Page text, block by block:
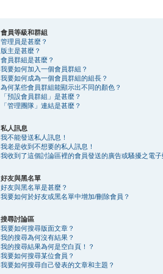
會員等級和群組
管理員是甚麼？
版主是甚麼？
會員群組是甚麼？
我要如何加入一個會員群組？
我要如何成為一個會員群組的組長？
為何某些會員群組能顯示出不同的顏色？
「預設會員群組」是甚麼？
「管理團隊」連結是甚麼？
私人訊息
我不能發送私人訊息！
我老是收到不想要的私人訊息！
我收到了這個討論區裡的會員發送的廣告或騷擾之電子
好友與黑名單
好友與黑名單是甚麼？
我要如何於好友或黑名單中增加/刪除會員？
搜尋討論區
我要如何搜尋版面文章？
我的搜尋為何沒有結果？
我的搜尋結果為何是空白頁！？
我要如何搜尋某位會員？
我要如何搜尋自己發表的文章和主題？